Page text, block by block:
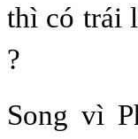
thì có trái
?
Song vì